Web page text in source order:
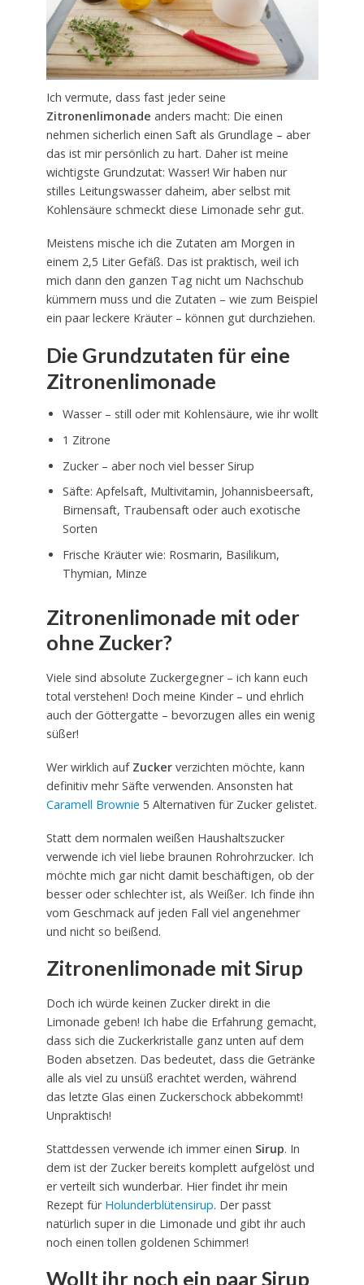
Ich vermute, dass fast jeder seine
Zitronenlimonade anders macht: Die einen
nehmen sicherlich einen Saft als Grundlage – aber
das ist mir persönlich zu hart. Daher ist meine
wichtigste Grundzutat: Wasser! Wir haben nur
stilles Leitungswasser daheim, aber selbst mit
Kohlensäure schmeckt diese Limonade sehr gut.
Meistens mische ich die Zutaten am Morgen in
einem 2,5 Liter Gefäß. Das ist praktisch, weil ich
mich dann den ganzen Tag nicht um Nachschub
kümmern muss und die Zutaten – wie zum Beispiel
ein paar leckere Kräuter – können gut durchziehen.
Die Grundzutaten für eine
Zitronenlimonade
Wasser – still oder mit Kohlensäure, wie ihr wollt
1 Zitrone
Zucker – aber noch viel besser Sirup
Säfte: Apfelsaft, Multivitamin, Johannisbeersaft,
Birnensaft, Traubensaft oder auch exotische
Sorten
Frische Kräuter wie: Rosmarin, Basilikum,
Thymian, Minze
Zitronenlimonade mit oder
ohne Zucker?
Viele sind absolute Zuckergegner – ich kann euch
total verstehen! Doch meine Kinder – und ehrlich
auch der Göttergatte – bevorzugen alles ein wenig
süßer!
Wer wirklich auf Zuckerverzichten möchte, kann
definitiv mehr Säfte verwenden. Ansonsten hat
Caramell Brownie 5 Alternativen für Zucker gelistet.
Statt dem normalen weißen Haushaltszucker
verwende ich viel liebe braunen Rohrohrzucker. Ich
möchte mich gar nicht damit beschäftigen, ob der
besser oder schlechter ist, als Weißer. Ich finde ihn
vom Geschmack auf jeden Fall viel angenehmer
und nicht so beißend.
Zitronenlimonade mit Sirup
Doch ich würde keinen Zucker direkt in die
Limonade geben! Ich habe die Erfahrung gemacht,
dass sich die Zuckerkristalle ganz unten auf dem
Boden absetzen. Das bedeutet, dass die Getränke
alle als viel zu unsüß erachtet werden, während
das letzte Glas einen Zuckerschock abbekommt!
Unpraktisch!
Stattdessen verwende ich immer einen Sirup. In
dem ist der Zucker bereits komplett aufgelöst und
er verteilt sich wunderbar. Hier findet ihr mein
Rezept für Holunderblütensirup. Der passt
natürlich super in die Limonade und gibt ihr auch
noch einen tollen goldenen Schimmer!
Wollt ihr noch ein paar Sirup